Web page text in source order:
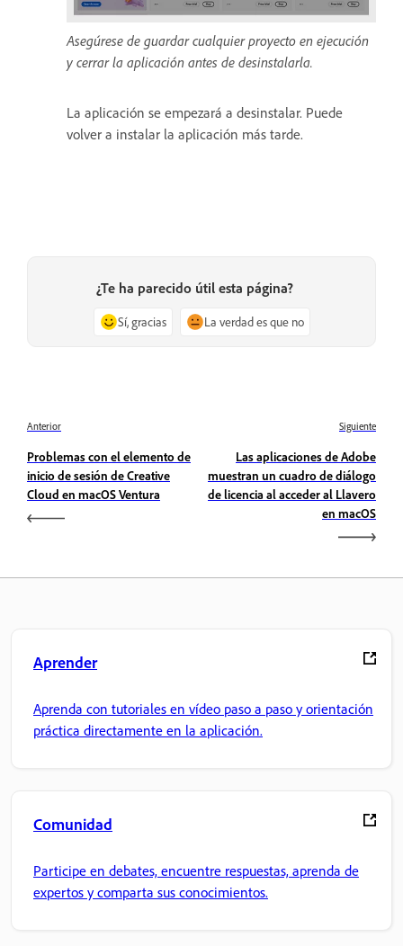
Asegúrese de guardar cualquier proyecto en ejecución
y cerrar la aplicación antes de desinstalarla.
La aplicación se empezará a desinstalar. Puede
volver a instalar la aplicación más tarde.
¿Te ha parecido útil esta página?
Sí, gracias La verdad es que no
Anterior
Problemas con el elemento de
inicio de sesión de Creative
Cloud en macOS Ventura
Siguiente
Las aplicaciones de Adobe
muestran un cuadro de diálogo
de licencia al acceder al Llavero
en macOS
Aprender
Aprenda con tutoriales en vídeo paso a paso y orientación
práctica directamente en la aplicación.
Comunidad
Participe en debates, encuentre respuestas, aprenda de
expertos y comparta sus conocimientos.